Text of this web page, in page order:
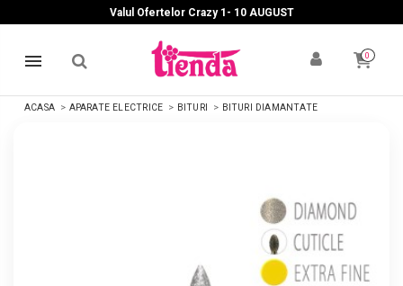
Valul Ofertelor Crazy 1- 10 AUGUST
0
ACASA APARATE ELECTRICE BITURI BITURI DIAMANTATE